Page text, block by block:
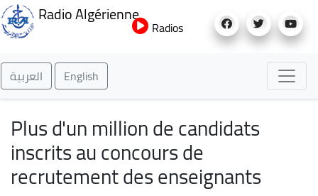
au
Radio Algérienne
Radios
العربية English
Plus d'un million de candidats
inscrits au concours de
recrutement des enseignants